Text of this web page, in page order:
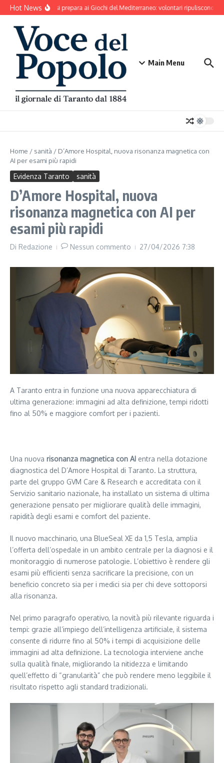
Salta al contenuto
Hot NewsTaranto si prepara ai Giochi del Mediterraneo: volontari ripuliscono
Main Menu
Home / sanità / D’Amore Hospital, nuova risonanza magnetica con
AI per esami più rapidi
Evidenza Taranto sanità
D’Amore Hospital, nuova
risonanza magnetica con AI per
esami più rapidi
Di Redazione Nessun commento 27/04/2026 7:38
A Taranto entra in funzione una nuova apparecchiatura di
ultima generazione: immagini ad alta definizione, tempi ridotti
fino al 50% e maggiore comfort per i pazienti.
Una nuova risonanza magnetica con AI entra nella dotazione
diagnostica del D’Amore Hospital di Taranto. La struttura,
parte del gruppo GVM Care & Research e accreditata con il
Servizio sanitario nazionale, ha installato un sistema di ultima
generazione pensato per migliorare qualità delle immagini,
rapidità degli esami e comfort del paziente.
Il nuovo macchinario, una BlueSeal XE da 1,5 Tesla, amplia
l’offerta dell’ospedale in un ambito centrale per la diagnosi e il
monitoraggio di numerose patologie. L’obiettivo è rendere gli
esami più efficienti senza sacrificare la precisione, con un
beneficio concreto sia per i medici sia per chi deve sottoporsi
alla risonanza.
Nel primo paragrafo operativo, la novità più rilevante riguarda i
tempi: grazie all’impiego dell’intelligenza artificiale, il sistema
consente di ridurre fino al 50% i tempi di acquisizione delle
immagini ad alta definizione. La tecnologia interviene anche
sulla qualità finale, migliorando la nitidezza e limitando
quell’effetto di “granularità” che può rendere meno leggibile il
risultato rispetto agli standard tradizionali.